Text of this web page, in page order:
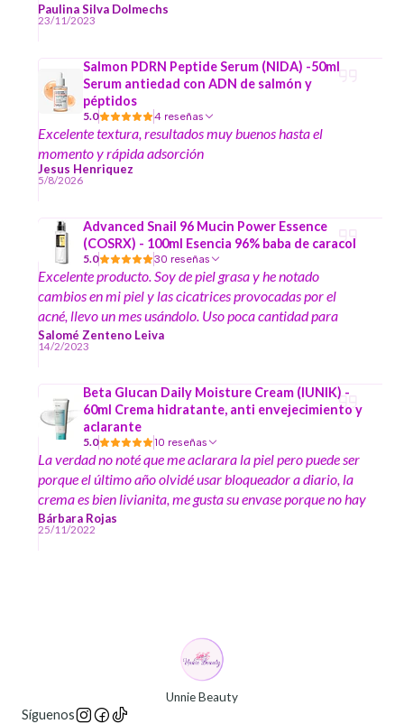
Isdin fusión water que es el bloqueador que me había
recomendado mi dermatólogo. Funciona excelente bajo
Paulina Silva Dolmechs
23/11/2023
Salmon PDRN Peptide Serum (NIDA) -50ml
Serum antiedad con ADN de salmón y
péptidos
5.0 4 reseñas
Excelente textura, resultados muy buenos hasta el
momento y rápida adsorción
Jesus Henriquez
5/8/2026
Advanced Snail 96 Mucin Power Essence
(COSRX) - 100ml Esencia 96% baba de caracol
5.0 30 reseñas
Excelente producto. Soy de piel grasa y he notado
cambios en mi piel y las cicatrices provocadas por el
acné, llevo un mes usándolo. Uso poca cantidad para
aplicarlo en mi cara y es de rápida absorción. Me está
gustando este producto, es lo que hace mucho estaba
Salomé Zenteno Leiva
14/2/2023
Beta Glucan Daily Moisture Cream (IUNIK) -
60ml Crema hidratante, anti envejecimiento y
aclarante
5.0 10 reseñas
La verdad no noté que me aclarara la piel pero puede ser
porque el último año olvidé usar bloqueador a diario, la
crema es bien livianita, me gusta su envase porque no hay
que me meter el dedo por lo tanto se mantiene limpio el
producto, hidrata bien mi piel seca y no deja residuos, se
Bárbara Rojas
25/11/2022
Unnie Beauty
Síguenos